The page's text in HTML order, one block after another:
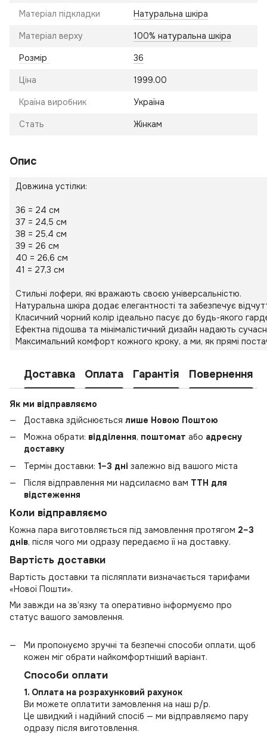
Матеріал підкладки Натуральна шкіра
Матеріал верху 100% натуральна шкіра
Розмір 36
Ціна 1999.00
Країна виробник Україна
Стать Жінкам
Опис
Довжина устілки:
36 = 24 см
37 = 24,5 см
38 = 25,4 см
39 = 26 см
40 = 26,6 см
41 = 27,3 см
Стильні лофери, які вражають своєю універсальністю.
Натуральна шкіра додає елегантності та забезпечує
Класичний чорний колір ідеально пасує до будь-якого
Ефектна підошва та мінімалістичний дизайн надають
Максимальний комфорт кожного кроку, а ми, як прямі
Доставка Оплата Гарантія Повернення
Як ми відправляємо
Доставка здійснюється лише Новою Поштою
Можна обрати: відділення, поштомат або адресну
доставку
Термін доставки: 1–3 дні залежно від вашого міста
Після відправлення ми надсилаємо вам ТТН для
відстеження
Коли відправляємо
Кожна пара виготовляється під замовлення протягом 2–3
днів, після чого ми одразу передаємо її на доставку.
Вартість доставки
Вартість доставки та післяплати визначається тарифами
«Нової Пошти».
Ми завжди на зв’язку та оперативно інформуємо про
статус вашого замовлення.
Ми пропонуємо зручні та безпечні способи оплати, щоб
кожен міг обрати найкомфортніший варіант.
Способи оплати
1. Оплата на розрахунковий рахунок
Ви можете оплатити замовлення на наш р/р.
Це швидкий і надійний спосіб — ми відправляємо пару
одразу після виготовлення.